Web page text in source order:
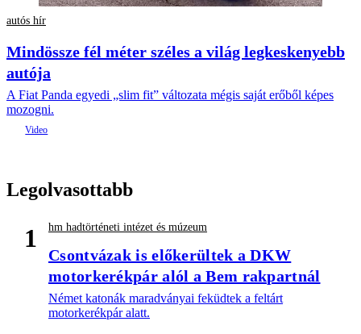
autós hír
Mindössze fél méter széles a világ legkeskenyebb
autója
A Fiat Panda egyedi „slim fit” változata mégis saját erőből képes
mozogni.
Legolvasottabb
1 hm hadtörténeti intézet és múzeum
Csontvázak is előkerültek a DKW
motorkerékpár alól a Bem rakpartnál
Német katonák maradványai feküdtek a feltárt
motorkerékpár alatt.